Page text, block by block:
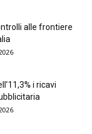
alle frontiere
i ricavi